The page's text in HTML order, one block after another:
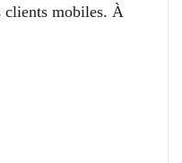
mobiles. À